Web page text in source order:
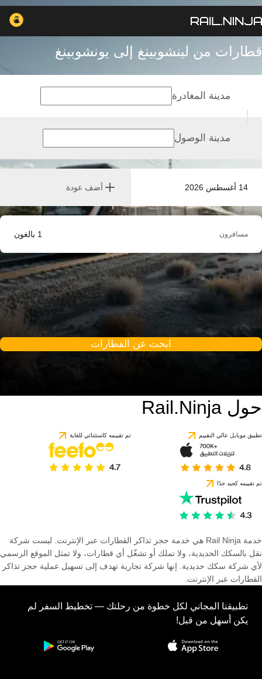
قطارات من لينشوبينغ إلى يونشوبينغ
14 أغسطس 2026 أضف عودة
مدينة المغادرة
مدينة الوصول
مسافرون 1 بالغون
ابحث عن القطارات
حول Rail.Ninja
تطبيق موبايل عالي التقييم تم تقييمه كاستثنائي للغاية
تم تقييمه كجيد جدًا
خدمة Rail Ninja هي خدمة حجز تذاكر القطارات عبر الإنترنت. ليست شركة
نقل بالسكك الحديدية، ولا تملك أو تشغّل أي قطارات، ولا تمثل الموقع الرسمي
لأي شركة سكك حديدية. إنها شركة تجارية تهدف إلى تسهيل عملية حجز تذاكر
القطارات عبر الإنترنت.
تطبيقنا المجاني لكل خطوة من رحلتك — تخطيط السفر لم
يكن أسهل من قبل!